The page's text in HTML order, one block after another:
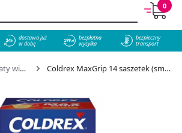
0
dostawa już
w dobę
bezpłatna
wysyłka
bezpieczny
transport
Coldrex MaxGrip 14 saszetek (smak cytrynowy) - cena 37,49 zł